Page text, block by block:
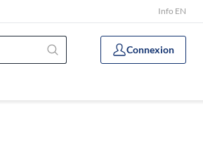
Info EN
Connexion